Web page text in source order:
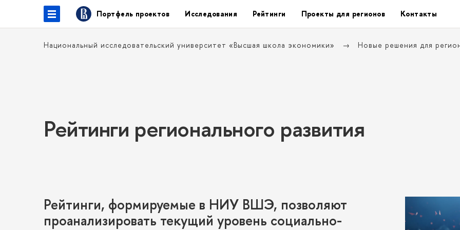
Портфель проекто Исследования Рейтинги Проекты для регионо Контакты
Национальный исследовательский университет «Высшая школа экономики» Новые решения для
Рейтинги регионального развития
Рейтинги, формируемые в НИУ ВШЭ, позволяют
проанализировать текущий уровень социально-